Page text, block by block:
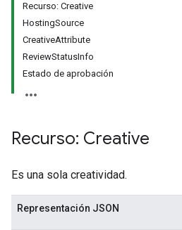
Recurso: Creative
HostingSource
CreativeAttribute
ReviewStatusInfo
Estado de aprobación
Recurso: Creative
Es una sola creatividad.
Representación JSON